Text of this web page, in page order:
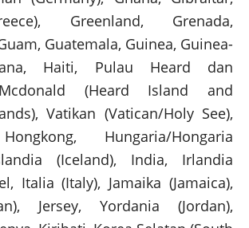
Greenland, Grenada,
Guatemala, Guinea, Guinea-
Haiti, Pulau Heard dan
(Heard Island and
Vatikan (Vatican/Holy See),
Hungaria/Hongaria
(Iceland), India, Irlandia
Italia (Italy), Jamaika (Jamaica),
Jersey, Yordania (Jordan),